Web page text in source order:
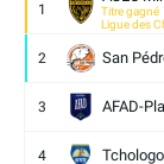
1
Titre gagné
Ligue des
2 San
3 AFAD-
4 Tchologo